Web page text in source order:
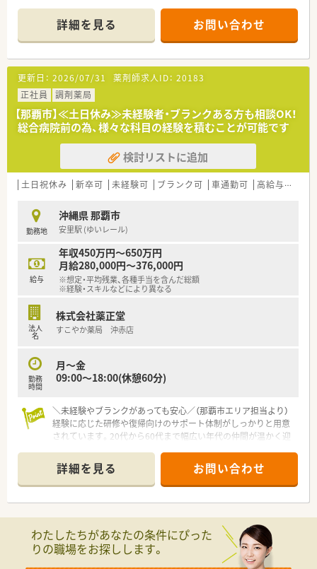
【店舗情報と応需状況について】
■白を基調としたモダンな外観が患者様にも好評を得ていま
す。
■近隣の脳神経内科クリニックを主な応需先としており、専門性
の高い処方に触れることで臨床知識を深めることが可能な環境
です。
■週20時間以上の勤務から社会保険への加入が可能となってお
り、個々のライフスタイルに合わせた柔軟な働き方を提案してい
ます。
【募集背景と求める人物像について】
■店舗のサービス向上と体制強化を目的とした欠員補充を行っ
ており、地域医療に貢献したい意欲的な薬剤師の方を募集してい
■大手ならではの充実したシステムを使いこなしつつ、周囲と協
力して業務の効率化を図れる柔軟な思考をお持ちの方を歓迎し
ます。
■調剤経験が3年以上ある方を優遇いたしますが、人柄を重視し
た採用を行っているため未経験やブランクがある方も相談可能
です。
■沖縄県内に44店舗を展開する県内最大手の調剤薬局チェーン
であり、圧倒的な知名度と安定した経営基盤を誇るリーディング
カンパニーです。
にすることで、薬剤師が対人業務に専念できる環境を構築してい
ます。
■最新鋭の自動ピッキング装置などのDX化を積極的に推進して
す。
詳細を見る お問い合わせ
更新日： 2026/07/31 薬剤師求人ID： 20183
正社員
調剤薬局
【那覇市】≪土日休み≫未経験者・ブランクある方も相談OK！
総合病院前の為、様々な科目の経験を積むことが可能です
検討リストに追加
土日祝休み 新卒可 未経験可 ブランク可 車通勤可 高給与(600万円以上)
勤務地
沖縄県 那覇市
安里駅 (ゆいレール)
給与
年収450万円～650万円
月給280,000円～376,000円
※想定・平均残業、各種手当を含んだ総額
※経験・スキルなどにより異なる
法人
名
株式会社薬正堂
すこやか薬局 沖赤店
勤務
時間
月～金
09:00～18:00(休憩60分)
＼未経験やブランクがあっても安心／（那覇市エリア担当より）
経験に応じた研修や復帰向けのサポート体制がしっかりと用意
されています。20代から60代まで幅広い年代の仲間が温かく迎
【店舗情報と応需状況について】
■最寄りの安里駅から車で5分と通勤に便利な立地で、近隣の総
合病院から処方箋を応需しています。
■現在は正社員3名と派遣社員2名、事務員5名という体制で、協
力しながら業務を行っています。
詳細を見る お問い合わせ
わたしたちがあなたの条件にぴった
りの職場をお探しします。